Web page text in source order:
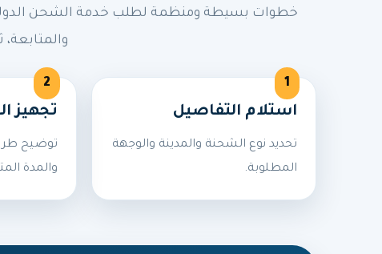
خطوات بسيطة ومنظمة لطلب خدمة الشحن الدولي
استلام التفاصيل
تحديد نوع الشحنة والمدينة والوجهة
المطلوبة.
تجهيز
توضيح
والمدة